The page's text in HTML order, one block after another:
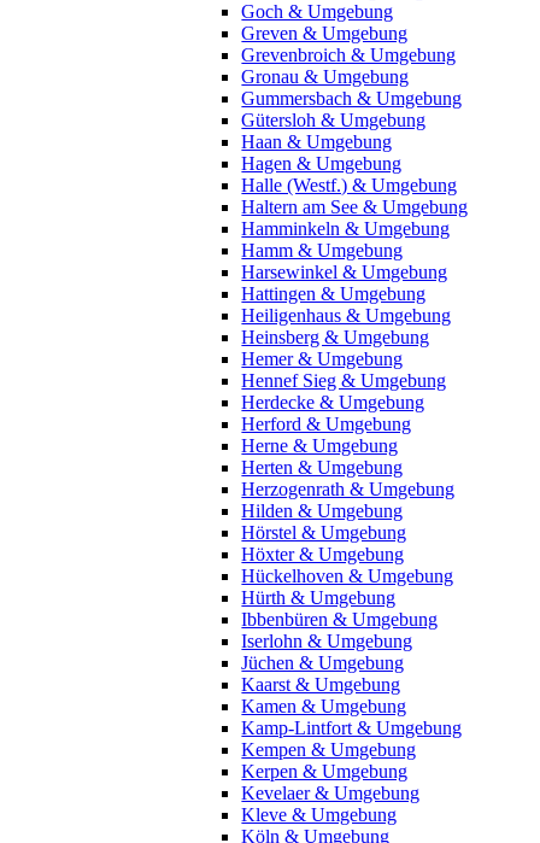
Goch & Umgebung
Greven & Umgebung
Grevenbroich & Umgebung
Gronau & Umgebung
Gummersbach & Umgebung
Gütersloh & Umgebung
Haan & Umgebung
Hagen & Umgebung
Halle (Westf.) & Umgebung
Haltern am See & Umgebung
Hamminkeln & Umgebung
Hamm & Umgebung
Harsewinkel & Umgebung
Hattingen & Umgebung
Heiligenhaus & Umgebung
Heinsberg & Umgebung
Hemer & Umgebung
Hennef Sieg & Umgebung
Herdecke & Umgebung
Herford & Umgebung
Herne & Umgebung
Herten & Umgebung
Herzogenrath & Umgebung
Hilden & Umgebung
Hörstel & Umgebung
Höxter & Umgebung
Hückelhoven & Umgebung
Hürth & Umgebung
Ibbenbüren & Umgebung
Iserlohn & Umgebung
Jüchen & Umgebung
Kaarst & Umgebung
Kamen & Umgebung
Kamp-Lintfort & Umgebung
Kempen & Umgebung
Kerpen & Umgebung
Kevelaer & Umgebung
Kleve & Umgebung
Köln & Umgebung